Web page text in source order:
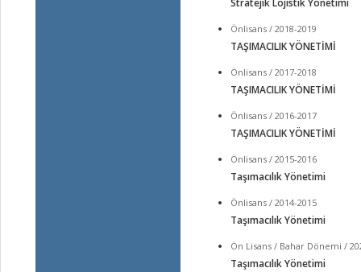
Stratejik Lojistik Yönetimi
Önlisans / 2018-2019
TAŞIMACILIK YÖNETİMİ
Önlisans / 2017-2018
TAŞIMACILIK YÖNETİMİ
Önlisans / 2016-2017
TAŞIMACILIK YÖNETİMİ
Önlisans / 2015-2016
Taşımacılık Yönetimi
Önlisans / 2014-2015
Taşımacılık Yönetimi
Ön Lisans / Bahar Dönemi /
Taşımacılık Yönetimi